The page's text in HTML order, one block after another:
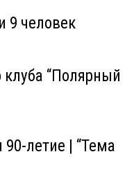
9 человек
“Полярный
летие | “Тема